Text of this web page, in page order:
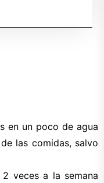
en un poco de agua
las comidas, salvo
2 veces a la semana